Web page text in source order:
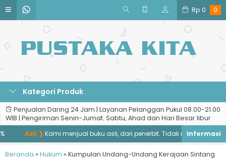
Rp 0 0
Kategori Produk
Penjualan Daring 24 Jam | Layanan Pelanggan Pukul 08.00-21.00
WIB | Pengiriman Senin-Jumat. Sabtu, Ahad dan Hari Besar libur
Asli ❯Kami menjual buku asli, dari penerbit. Tidak menjual buku
Beranda » Hukum » Kumpulan Undang-Undang Kerajaan Sintang